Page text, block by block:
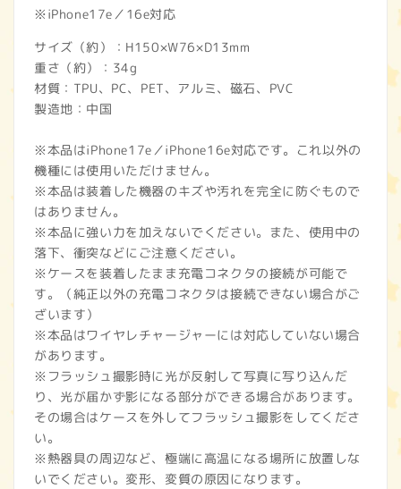
※iPhone17e／16e対応
サイズ（約）：H150×W76×D13mm
重さ（約）：34g
材質：TPU、PC、PET、アルミ、磁石、PVC
製造地：中国
※本品はiPhone17e／iPhone16e対応です。これ以外の
機種には使用いただけません。
※本品は装着した機器のキズや汚れを完全に防ぐもので
はありません。
※本品に強い力を加えないでください。また、使用中の
落下、衝突などにご注意ください。
※ケースを装着したまま充電コネクタの接続が可能で
す。（純正以外の充電コネクタは接続できない場合がご
ざいます）
※本品はワイヤレチャージャーには対応していない場合
があります。
※フラッシュ撮影時に光が反射して写真に写り込んだ
り、光が届かず影になる部分ができる場合があります。
その場合はケースを外してフラッシュ撮影をしてくださ
い。
※熱器具の周辺など、極端に高温になる場所に放置しな
いでください。変形、変質の原因になります。